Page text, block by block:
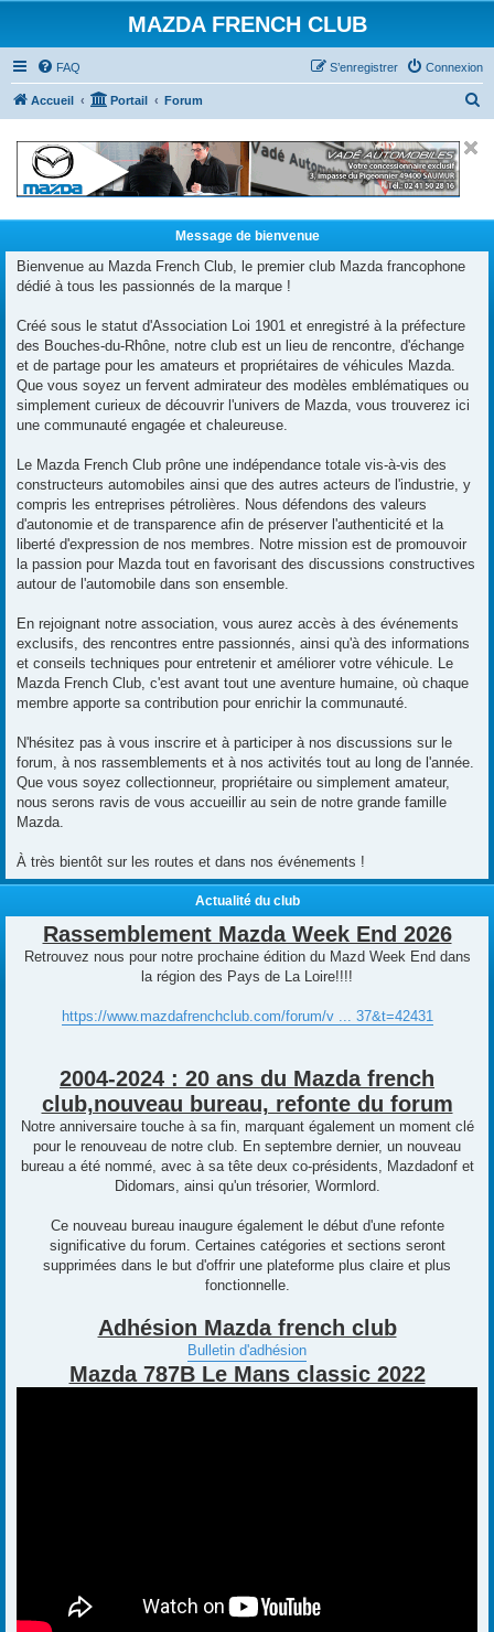
MAZDA FRENCH CLUB
FAQ Connexion
S’enregistrer
Accueil Portail Forum
Message de bienvenue
Bienvenue au Mazda French Club, le premier club Mazda francophone
dédié à tous les passionnés de la marque !
Créé sous le statut d'Association Loi 1901 et enregistré à la préfecture
des Bouches-du-Rhône, notre club est un lieu de rencontre, d'échange
et de partage pour les amateurs et propriétaires de véhicules Mazda.
Que vous soyez un fervent admirateur des modèles emblématiques ou
simplement curieux de découvrir l'univers de Mazda, vous trouverez ici
une communauté engagée et chaleureuse.
Le Mazda French Club prône une indépendance totale vis-à-vis des
constructeurs automobiles ainsi que des autres acteurs de l'industrie, y
compris les entreprises pétrolières. Nous défendons des valeurs
d'autonomie et de transparence afin de préserver l'authenticité et la
liberté d'expression de nos membres. Notre mission est de promouvoir
la passion pour Mazda tout en favorisant des discussions constructives
autour de l'automobile dans son ensemble.
En rejoignant notre association, vous aurez accès à des événements
exclusifs, des rencontres entre passionnés, ainsi qu'à des informations
et conseils techniques pour entretenir et améliorer votre véhicule. Le
Mazda French Club, c'est avant tout une aventure humaine, où chaque
membre apporte sa contribution pour enrichir la communauté.
N'hésitez pas à vous inscrire et à participer à nos discussions sur le
forum, à nos rassemblements et à nos activités tout au long de l'année.
Que vous soyez collectionneur, propriétaire ou simplement amateur,
nous serons ravis de vous accueillir au sein de notre grande famille
Mazda.
À très bientôt sur les routes et dans nos événements !
Actualité du club
Rassemblement Mazda Week End 2026
Retrouvez nous pour notre prochaine édition du Mazd Week End dans
la région des Pays de La Loire!!!!
https://www.mazdafrenchclub.com/forum/v ... 37&t=42431
2004-2024 : 20 ans du Mazda french
club,nouveau bureau, refonte du forum
Notre anniversaire touche à sa fin, marquant également un moment clé
pour le renouveau de notre club. En septembre dernier, un nouveau
bureau a été nommé, avec à sa tête deux co-présidents, Mazdadonf et
Didomars, ainsi qu'un trésorier, Wormlord.
Ce nouveau bureau inaugure également le début d'une refonte
significative du forum. Certaines catégories et sections seront
supprimées dans le but d'offrir une plateforme plus claire et plus
fonctionnelle.
Adhésion Mazda french club
Bulletin d'adhésion
Mazda 787B Le Mans classic 2022